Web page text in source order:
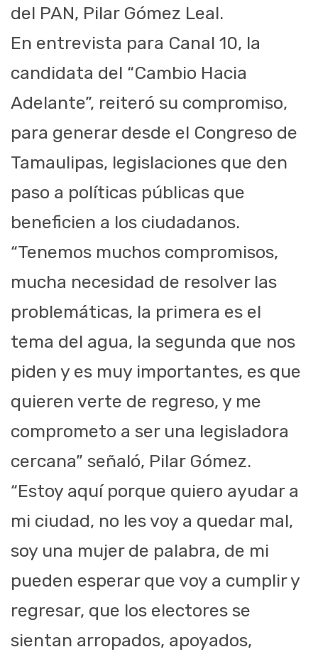
del PAN, Pilar Gómez Leal.
En entrevista para Canal 10, la
candidata del “Cambio Hacia
Adelante”, reiteró su compromiso,
para generar desde el Congreso de
Tamaulipas, legislaciones que den
paso a políticas públicas que
beneficien a los ciudadanos.
“Tenemos muchos compromisos,
mucha necesidad de resolver las
problemáticas, la primera es el
tema del agua, la segunda que nos
piden y es muy importantes, es que
quieren verte de regreso, y me
comprometo a ser una legisladora
cercana” señaló, Pilar Gómez.
“Estoy aquí porque quiero ayudar a
mi ciudad, no les voy a quedar mal,
soy una mujer de palabra, de mi
pueden esperar que voy a cumplir y
regresar, que los electores se
sientan arropados, apoyados,